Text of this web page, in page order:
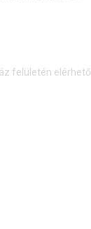
felületén elérhető